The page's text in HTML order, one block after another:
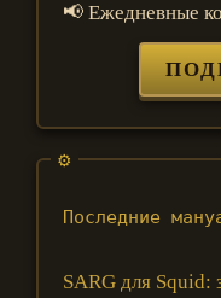
📢 Ежедневные
Последние
SARG для Squid: